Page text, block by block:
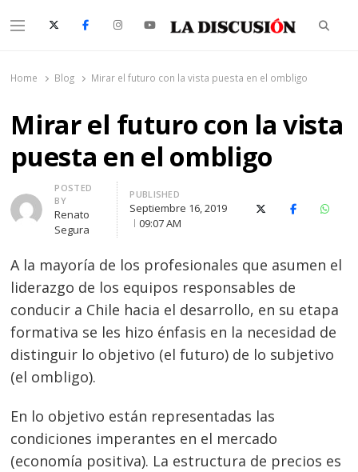
Menu
Home Blog Mirar el futuro con la vista puesta en el ombligo
Mirar el futuro con la vista
puesta en el ombligo
Author
POSTED
BY
Renato
Segura
PUBLISHED
Septiembre 16, 2019
09:07 AM
X (Twitter)Facebook
A la mayoría de los profesionales que asumen el
liderazgo de los equipos responsables de
conducir a Chile hacia el desarrollo, en su etapa
formativa se les hizo énfasis en la necesidad de
distinguir lo objetivo (el futuro) de lo subjetivo
(el ombligo).
En lo objetivo están representadas las
condiciones imperantes en el mercado
(economía positiva). La estructura de precios es